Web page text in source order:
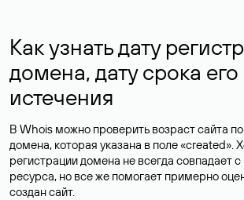
Как узнать дату
домена, дату срока его
истечения
В Whois можно проверить возраст сайта
домена, которая указана в поле «created».
регистрации домена не всегда совпадает
ресурса, но все же помогает примерно
создан сайт.